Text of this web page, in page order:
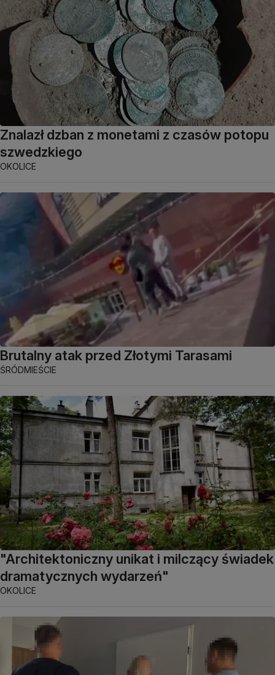
Znalazł dzban z monetami z czasów potopu
szwedzkiego
OKOLICE
Brutalny atak przed Złotymi Tarasami
ŚRÓDMIEŚCIE
"Architektoniczny unikat i milczący świadek
dramatycznych wydarzeń"
OKOLICE